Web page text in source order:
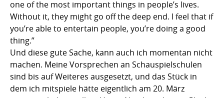
one of the most important things in people’s lives.
Without it, they might go off the deep end. I feel that if
you’re able to entertain people, you’re doing a good
thing.”
Und diese gute Sache, kann auch ich momentan nicht
machen. Meine Vorsprechen an Schauspielschulen
sind bis auf Weiteres ausgesetzt, und das Stück in
dem ich mitspiele hätte eigentlich am 20. März